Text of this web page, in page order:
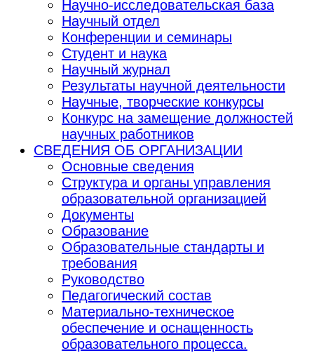
Научно-исследовательская база
Научный отдел
Конференции и семинары
Студент и наука
Научный журнал
Результаты научной деятельности
Научные, творческие конкурсы
Конкурс на замещение должностей
научных работников
СВЕДЕНИЯ ОБ ОРГАНИЗАЦИИ
Основные сведения
Структура и органы управления
образовательной организацией
Документы
Образование
Образовательные стандарты и
требования
Руководство
Педагогический состав
Материально-техническое
обеспечение и оснащенность
образовательного процесса.